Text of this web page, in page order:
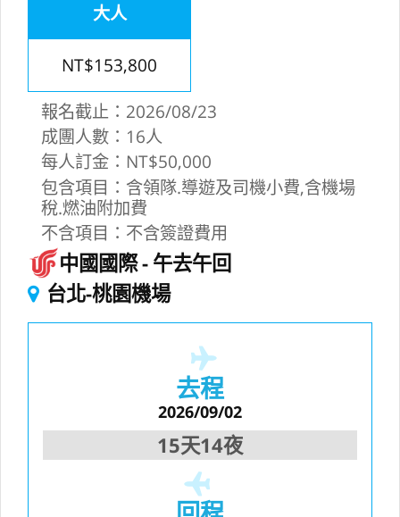
大人
NT$153,800
報名截止：2026/08/23
成團人數：16人
每人訂金：NT$50,000
包含項目：含領隊.導遊及司機小費,含機場
稅.燃油附加費
不含項目：不含簽證費用
中國國際 午去午回
台北-桃園機場
去程
2026/09/02
15天14夜